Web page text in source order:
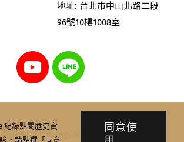
地址: 台北市中山北路二段
96號10樓1008室
- 2026 Witology Markettrend Research
紀錄點閱歷史資
，請點選「同意
同意使